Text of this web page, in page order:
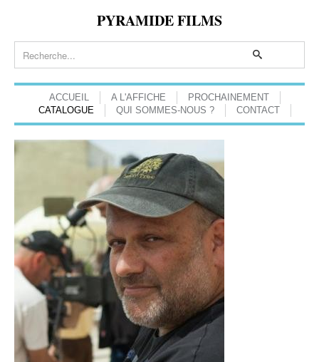
PYRAMIDE FILMS
ACCUEIL A L'AFFICHE
PROCHAINEMENT
CATALOGUE
QUI SOMMES-NOUS ? CONTACT